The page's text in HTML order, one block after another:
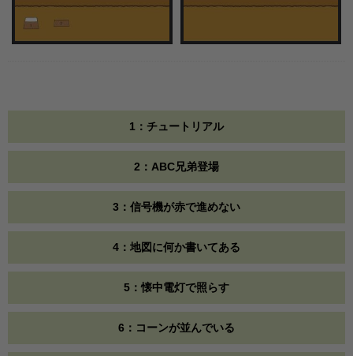
1：チュートリアル
2：ABC兄弟登場
3：信号機が赤で進めない
4：地図に何か書いてある
5：懐中電灯で照らす
6：コーンが並んでいる